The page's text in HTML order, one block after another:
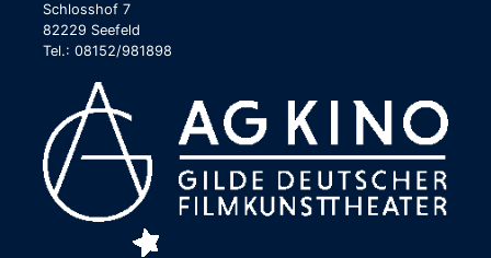
Schlosshof 7
82229 Seefeld
Tel.: 08152/981898